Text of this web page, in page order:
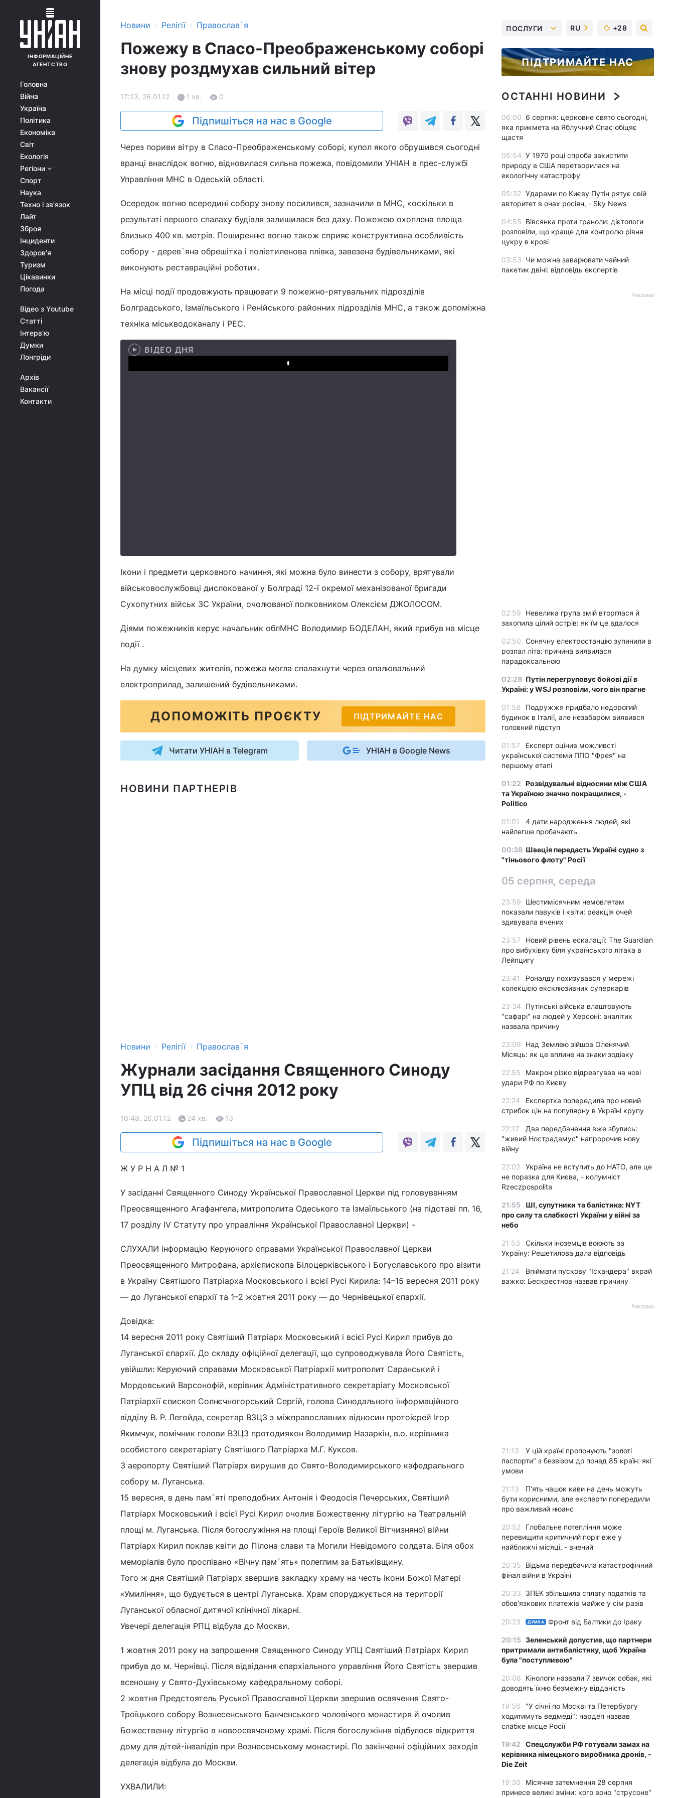
ІНФОРМАЦІЙНЕ
АГЕНТСТВО
Головна
Війна
Україна
Політика
Економіка
Світ
Екологія
Регіони
Спорт
Наука
Техно і зв'язок
Лайт
Зброя
Інциденти
Здоров'я
Туризм
Цікавинки
Погода
Відео з Youtube
Статті
Інтерв'ю
Думки
Лонгріди
Архів
Вакансії
Контакти
Новини › Релігії › Православ`я
Пожежу в Спасо-Преображенському соборі
знову роздмухав сильний вітер
17:23, 26.01.12 1 хв. 0
Підпишіться на нас в Google
Через пориви вітру в Спасо-Преображенському соборі, купол якого обрушився сьогодні
вранці внаслідок вогню, відновилася сильна пожежа, повідомили УНІАН в прес-службі
Управління МНС в Одеській області.
Осередок вогню всередині собору знову посилився, зазначили в МНС, «оскільки в
результаті першого спалаху будівля залишилася без даху. Пожежею охоплена площа
близько 400 кв. метрів. Поширенню вогню також сприяє конструктивна особливість
собору - дерев`яна обрешітка і поліетиленова плівка, завезена будівельниками, які
виконують реставраційні роботи».
На місці події продовжують працювати 9 пожежно-рятувальних підрозділів
Болградського, Ізмаїльського і Ренійського районних підрозділів МНС, а також допоміжна
техніка міськводоканалу і РЕС.
ВІДЕО ДНЯ
Play
Ікони і предмети церковного начиння, які можна було винести з собору, врятували
військовослужбовці дислокованої у Болграді 12-ї окремої механізованої бригади
Сухопутних військ ЗС України, очолюваної полковником Олексієм ДЖОЛОСОМ.
Діями пожежників керує начальник облМНС Володимир БОДЕЛАН, який прибув на місце
події .
На думку місцевих жителів, пожежа могла спалахнути через опалювальний
електроприлад, залишений будівельниками.
ДОПОМОЖІТЬ ПРОЄКТУ ПІДТРИМАЙТЕ НАС
Читати УНІАН в Telegram УНІАН в Google News
НОВИНИ ПАРТНЕРІВ
Новини › Релігії › Православ`я
Журнали засідання Священного Синоду
УПЦ від 26 січня 2012 року
16:48, 26.01.12 24 хв. 13
Підпишіться на нас в Google
Ж У Р Н А Л № 1
У засіданні Священного Синоду Української Православної Церкви під головуванням
Преосвященного Агафангела, митрополита Одеського та Ізмаїльського (на підставі пп. 16,
17 розділу IV Статуту про управління Української Православної Церкви) -
СЛУХАЛИ інформацію Керуючого справами Української Православної Церкви
Преосвященного Митрофана, архієпископа Білоцерківського і Богуславського про візити
в Україну Святішого Патріарха Московського і всієї Русі Кирила: 14–15 вересня 2011 року
— до Луганської єпархії та 1–2 жовтня 2011 року — до Чернівецької єпархії.
Довідка:
14 вересня 2011 року Святіший Патріарх Московський і всієї Русі Кирил прибув до
Луганської єпархії. До складу офіційної делегації, що супроводжувала Його Святість,
увійшли: Керуючий справами Московської Патріархії митрополит Саранський і
Мордовський Варсонофій, керівник Адміністративного секретаріату Московської
Патріархії єпископ Солнєчногорський Сергій, голова Синодального інформаційного
відділу В. Р. Легойда, секретар ВЗЦЗ з міжправославних відносин протоієрей Ігор
Якимчук, помічник голови ВЗЦЗ протодиякон Володимир Назаркін, в.о. керівника
особистого секретаріату Святішого Патріарха М.Г. Куксов.
З аеропорту Святіший Патріарх вирушив до Свято-Володимирського кафедрального
собору м. Луганська.
15 вересня, в день пам`яті преподобних Антонія і Феодосія Печерських, Святіший
Патріарх Московський і всієї Русі Кирил очолив Божественну літургію на Театральній
площі м. Луганська. Після богослужіння на площі Героїв Великої Вітчизняної війни
Патріарх Кирил поклав квіти до Пілона слави та Могили Невідомого солдата. Біля обох
меморіалів було проспівано «Вічну пам`ять» полеглим за Батьківщину.
Того ж дня Святіший Патріарх звершив закладку храму на честь ікони Божої Матері
«Умиління», що будується в центрі Луганська. Храм споруджується на території
Луганської обласної дитячої клінічної лікарні.
Увечері делегація РПЦ відбула до Москви.
1 жовтня 2011 року на запрошення Священного Синоду УПЦ Святіший Патріарх Кирил
прибув до м. Чернівці. Після відвідання єпархіального управління Його Святість звершив
всеношну у Свято-Духівському кафедральному соборі.
2 жовтня Предстоятель Руської Православної Церкви звершив освячення Свято-
Троїцького собору Вознесенського Банченського чоловічого монастиря й очолив
Божественну літургію в новоосвяченому храмі. Після богослужіння відбулося відкриття
дому для дітей-інвалідів при Вознесенському монастирі. По закінченні офіційних заходів
делегація відбула до Москви.
УХВАЛИЛИ:
ПОСЛУГИ RU +28
ПІДТРИМАЙТЕ НАС
ОСТАННІ НОВИНИ
06:00 6 серпня: церковне свято сьогодні,
яка прикмета на Яблучний Спас обіцяє
щастя
05:54 У 1970 році спроба захистити
природу в США перетворилася на
екологічну катастрофу
05:32 Ударами по Києву Путін рятує свій
авторитет в очах росіян, - Sky News
04:55 Вівсянка проти граноли: дієтологи
розповіли, що краще для контролю рівня
цукру в крові
03:53 Чи можна заварювати чайний
пакетик двічі: відповідь експертів
Реклама
02:59
Невелика група змій вторглася й
захопила цілий острів: як їм це вдалося
02:50 Сонячну електростанцію зупинили в
розпал літа: причина виявилася
парадоксальною
02:28 Путін перегруповує бойові дії в
Україні: у WSJ розповіли, чого він прагне
01:58
Подружжя придбало недорогий
будинок в Італії, але незабаром виявився
головний підступ
01:57
Експерт оцінив можливсті
української системи ППО "Фрея" на
першому етапі
01:22 Розвідувальні відносини між США
та Україною значно покращилися, -
Politico
01:01
4 дати народження людей, які
найлегше пробачають
00:38 Швеція передасть Україні судно з
"тіньового флоту" Росії
05 серпня, середа
23:59
Шестимісячним немовлятам
показали павуків і квіти: реакція очей
здивувала вчених
23:57
Новий рівень ескалації: The Guardian
про вибухівку біля українського літака в
Лейпцигу
23:41
Роналду похизувався у мережі
колекцією ексклюзивних суперкарів
23:34
Путінські війська влаштовують
"сафарі" на людей у Херсоні: аналітик
назвала причину
23:09
Над Землею зійшов Оленячий
Місяць: як це вплине на знаки зодіаку
22:55
Макрон різко відреагував на нові
удари РФ по Києву
22:24
Експертка попередила про новий
стрибок цін на популярну в Україні крупу
22:12
Два передбачення вже збулись:
"живий Нострадамус" напророчив нову
війну
22:02
Україна не вступить до НАТО, але це
не поразка для Києва, - колумніст
Rzeczpospolita
21:55
ШІ, супутники та балістика: NYT
про силу та слабкості України у війні за
небо
21:53
Скільки іноземців воюють за
Україну: Решетилова дала відповідь
21:24
Впіймати пускову "Іскандера" вкрай
важко: Бескрестнов назвав причину
Реклама
21:13
У цій країні пропонують "золоті
паспорти" з безвізом до понад 85 країн: які
умови
21:13
П'ять чашок кави на день можуть
бути корисними, але експерти попередили
про важливий нюанс
20:52
Глобальне потепління може
перевищити критичний поріг вже у
найближчі місяці, - вчений
20:35
Відьма передбачила катастрофічний
фінал війни в Україні
20:33
ЗПЕК збільшила сплату податків та
обов'язкових платежів майже у сім разів
20:23 ДУМКА Фронт від Балтики до Іраку
20:15 Зеленський допустив, що партнери
притримали антибалістику, щоб Україна
була "поступливою"
20:08
Кінологи назвали 7 звичок собак, які
доводять їхню безмежну відданість
19:56
"У січні по Москві та Петербургу
ходитимуть ведмеді": нардеп назвав
слабке місце Росії
19:42
Спецслужби РФ готували замах на
керівника німецького виробника дронів, -
Die Zeit
19:30
Місячне затемнення 28 серпня
принесе великі зміни: кого воно "струсоне"